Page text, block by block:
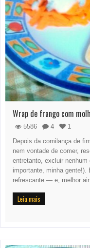
Wrap de frango com
5586 4
1
Depois da comilança de
nem vontade de comer,
entretanto, excluir
importante, minha gente!).
refrescante — e, melhor
Leia mais